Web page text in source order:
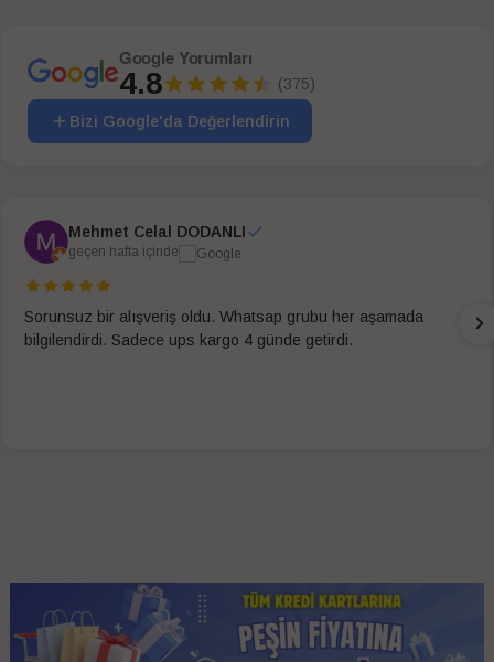
Google Yorumları
4.8 (375)
Bizi Google'da Değerlendirin
Mehmet Celal DODANLI
geçen hafta içinde
Sorunsuz bir alışveriş oldu. Whatsap grubu her aşamada
bilgilendirdi. Sadece ups kargo 4 günde getirdi.